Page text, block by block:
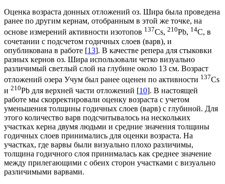
Оценка возраста донных отложений оз. Шира была проведена
ранее по другим кернам, отобранным в этой же точке, на
основе измерений активности изотопов 137Cs, 210Pb, 14С, в
сочетании с подсчетом годичных слоев (варв), и
опубликована в работе [13]. В качестве репера для стыковки
разных кернов оз. Шира использовали четко визуально
различимый светлый слой на глубине около 13 см. Возраст
отложений озера Учум был ранее оценен по активности 137Cs
и 210Pb для верхней части отложений [10]. В настоящей
работе мы скорректировали оценку возраста с учетом
уменьшения толщины годичных слоев (варв) с глубиной. Для
этого количество варв подсчитывалось на нескольких
участках керна двумя людьми и средние значения толщины
годичных слоев принимались для оценки возраста. На
участках, где варвы были визуально плохо различимы,
толщина годичного слоя принималась как среднее значение
между прилегающими с обеих сторон участками с визуально
различимыми варвами.